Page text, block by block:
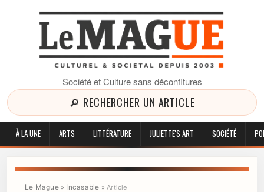
Société et Culture sans déconfitures
🔎 RECHERCHER UN ARTICLE
À LA UNE ARTS LITTÉRATURE JULIETTE'S ART SOCIÉTÉ
Le Mague» Incasable »Article